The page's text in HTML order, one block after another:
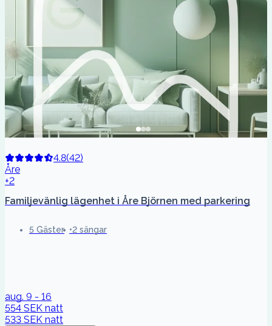
4.8(42)
Åre
+2
Familjevänlig lägenhet i Åre Björnen med parkering
5 Gäster 2 sängar
aug. 9 - 16
554 SEK natt
533 SEK natt